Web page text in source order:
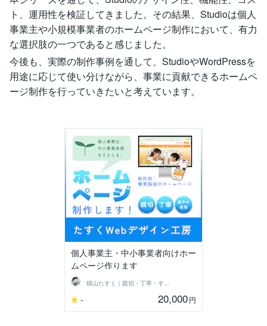
ト、運用性を検証してきました。その結果、Studioは個人
事業主や小規模事業者のホームページ制作において、有力
な選択肢の一つであると感じました。
今後も、実際の制作事例を通して、StudioやWordPressを
用途に応じて使い分けながら、事業に貢献できるホームペ
ージ制作を行っていきたいと考えています。
個人事業主・中小事業者向けホー
ムページ作ります
猫山たすく｜親切・丁寧・すみやかな返信
- 20,000円